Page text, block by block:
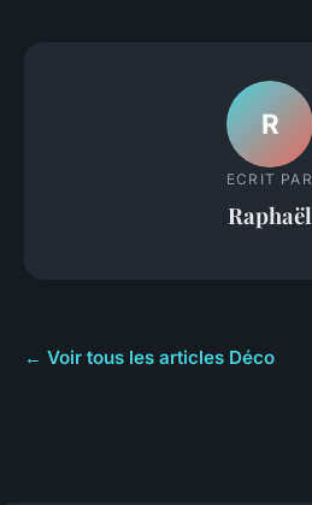
R
ECRIT PAR
Raphaël
← Voir tous les articles Déco